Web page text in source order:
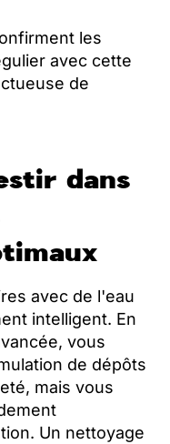
les
avec cette
de
dans
avec de l'eau
intelligent. En
vous
de dépôts
mais vous
Un nettoyage